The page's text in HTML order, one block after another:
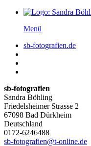
Menü
sb-fotografien.de
sb-fotografien
Sandra Böhling
Friedelsheimer Strasse 2
67098 Bad Dürkheim
Deutschland
0172-6246488
sb-fotografien@t-online.de